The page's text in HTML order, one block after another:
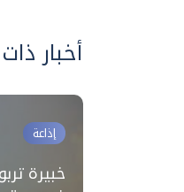
أخبار
إذاعة
خبيرة